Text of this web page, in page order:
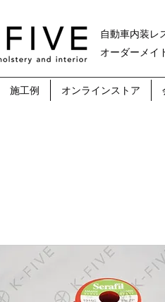
自動車内装レ
オーダーメイ
施工例 オンラインストア